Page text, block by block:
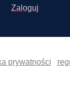
Zaloguj
prywatności